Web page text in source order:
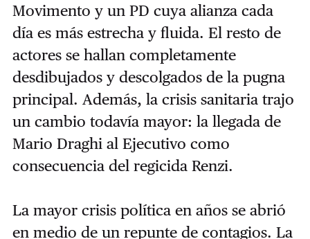
Movimento y un PD cuya alianza cada
día es más estrecha y fluida. El resto de
actores se hallan completamente
desdibujados y descolgados de la pugna
principal. Además, la crisis sanitaria trajo
un cambio todavía mayor: la llegada de
Mario Draghi al Ejecutivo como
consecuencia del regicida Renzi.
La mayor crisis política en años se abrió
en medio de un repunte de contagios. La